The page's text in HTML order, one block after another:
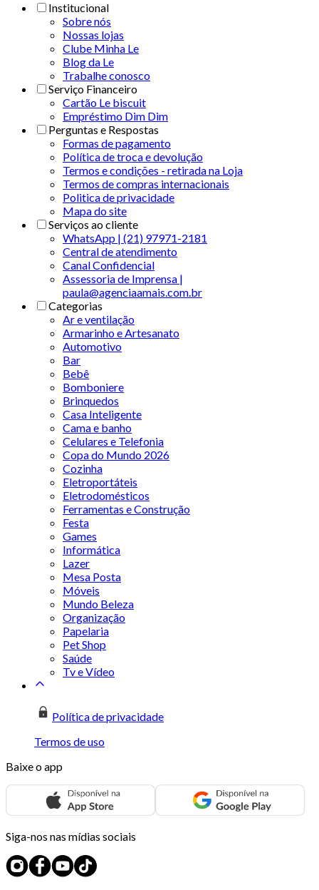
Institucional
Sobre nós
Nossas lojas
Clube Minha Le
Blog da Le
Trabalhe conosco
Serviço Financeiro
Cartão Le biscuit
Empréstimo Dim Dim
Perguntas e Respostas
Formas de pagamento
Política de troca e devolução
Termos e condições - retirada na Loja
Termos de compras internacionais
Politica de privacidade
Mapa do site
Serviços ao cliente
WhatsApp | (21) 97971-2181
Central de atendimento
Canal Confidencial
Assessoria de Imprensa |
paula@agenciaamais.com.br
Categorias
Ar e ventilação
Armarinho e Artesanato
Automotivo
Bar
Bebê
Bomboniere
Brinquedos
Casa Inteligente
Cama e banho
Celulares e Telefonia
Copa do Mundo 2026
Cozinha
Eletroportáteis
Eletrodomésticos
Ferramentas e Construção
Festa
Games
Informática
Lazer
Mesa Posta
Móveis
Mundo Beleza
Organização
Papelaria
Pet Shop
Saúde
Tv e Vídeo
Política de privacidade
Termos de uso
Baixe o app
Siga-nos nas mídias sociais